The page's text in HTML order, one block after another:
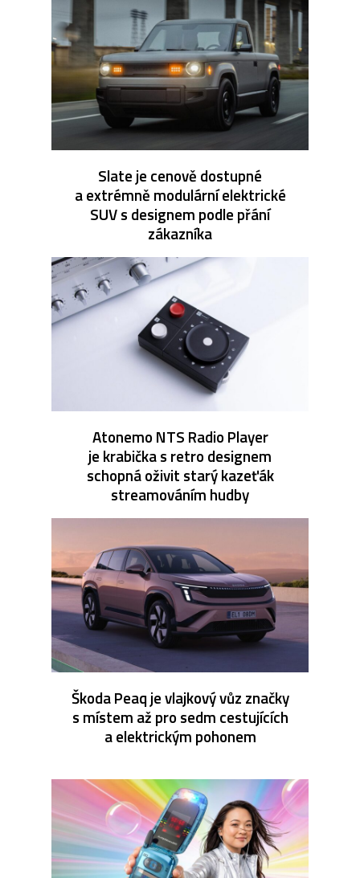
Slate je cenově dostupné
a extrémně modulární elektrické
SUV s designem podle přání
zákazníka
Atonemo NTS Radio Player
je krabička s retro designem
schopná oživit starý kazeťák
streamováním hudby
Škoda Peaq je vlajkový vůz značky
s místem až pro sedm cestujících
a elektrickým pohonem